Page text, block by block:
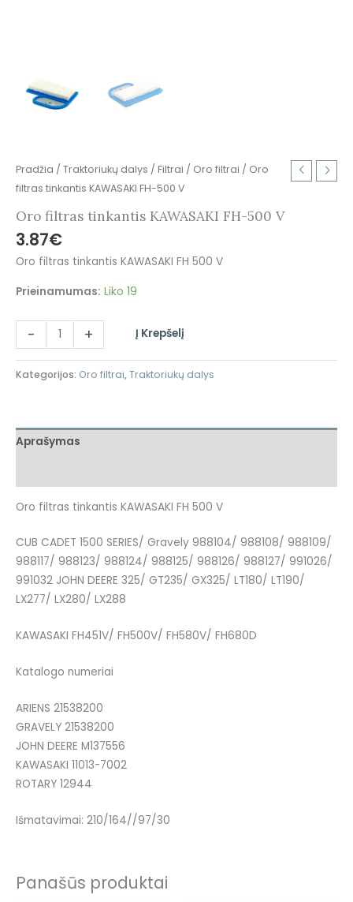
Pradžia / Traktoriukų dalys / Filtrai / Oro filtrai / Oro
filtras tinkantis KAWASAKI FH-500 V
Oro filtras tinkantis KAWASAKI FH-500 V
3.87€
Oro filtras tinkantis KAWASAKI FH 500 V
Prieinamumas: Liko 19
- + Į Krepšelį
Kategorijos: Oro filtrai,Traktoriukų dalys
Aprašymas
Oro filtras tinkantis KAWASAKI FH 500 V
CUB CADET 1500 SERIES/ Gravely 988104/ 988108/ 988109/
988117/ 988123/ 988124/ 988125/ 988126/ 988127/ 991026/
991032 JOHN DEERE 325/ GT235/ GX325/ LT180/ LT190/
LX277/ LX280/ LX288
KAWASAKI FH451V/ FH500V/ FH580V/ FH680D
Katalogo numeriai
ARIENS 21538200
GRAVELY 21538200
JOHN DEERE M137556
KAWASAKI 11013-7002
ROTARY 12944
Išmatavimai: 210/164//97/30
Panašūs produktai